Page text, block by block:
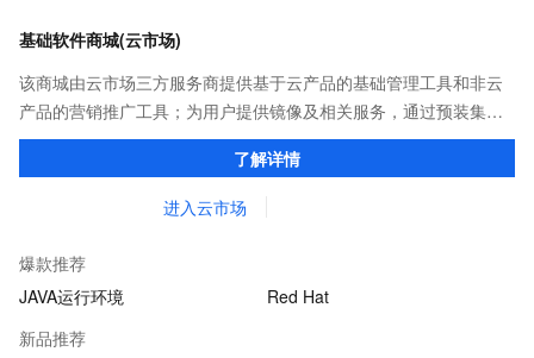
基础软件商城(云市场)
该商城由云市场三方服务商提供基于云产品的基础管理工具和非云
产品的营销推广工具；为用户提供镜像及相关服务，通过预装集成
环境及软件，实现云服务器即开即于阿里云的独立软件类，包括商
业软件、系统软件、营销软件等。了解详情
进入云市场
爆款推荐
JAVA运行环境
Red Hat
新品推荐